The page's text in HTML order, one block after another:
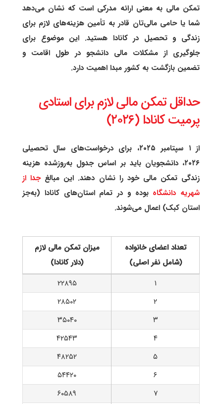
تمکن مالی به معنی ارائه مدرکی است که نشان می‌دهد
شما یا حامی مالی‌تان قادر به تأمین هزینه‌های لازم برای
زندگی و تحصیل در کانادا هستید. این موضوع برای
جلوگیری از مشکلات مالی دانشجو در طول اقامت و
تضمین بازگشت به کشور مبدا اهمیت دارد.
حداقل تمکن مالی لازم برای استادی
پرمیت کانادا (۲۰۲۶)
از ۱ سپتامبر ۲۰۲۵، برای درخواست‌های سال تحصیلی
۲۰۲۶، دانشجویان باید بر اساس جدول به‌روزشده هزینه
زندگی تمکن مالی خود را نشان دهند. این مبالغجدا از
شهریه دانشگاه بوده و در تمام استان‌های کانادا (به‌جز
استان کبک) اعمال می‌شوند.
تعداد اعضای خانواده
(شامل نفر اصلی)
میزان تمکن مالی لازم
(دلار کانادا)
۱
۲۲۸۹۵
۲
۲۸۵۰۲
۳
۳۵۰۴۰
۴
۴۲۵۴۳
۵
۴۸۲۵۲
۶
۵۴۴۲۰
۷
۶۰۵۸۹